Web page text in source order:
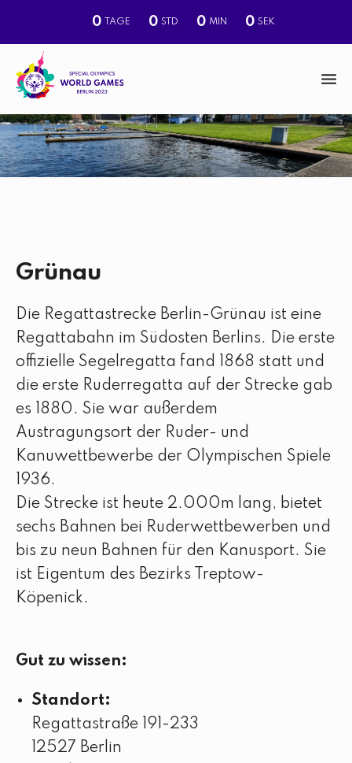
0 TAGE 0 STD 0 MIN 0 SEK
e
n
u
S
u
Grünau
Die Regattastrecke Berlin-Grünau ist eine
Regattabahn im Südosten Berlins. Die erste
offizielle Segelregatta fand 1868 statt und
die erste Ruderregatta auf der Strecke gab
es 1880. Sie war außerdem
Austragungsort der Ruder- und
Kanuwettbewerbe der Olympischen Spiele
1936.
Die Strecke ist heute 2.000m lang, bietet
sechs Bahnen bei Ruderwettbewerben und
bis zu neun Bahnen für den Kanusport. Sie
ist Eigentum des Bezirks Treptow-
Köpenick.
Gut zu wissen:
Standort:
Regattastraße 191-233
12527 Berlin